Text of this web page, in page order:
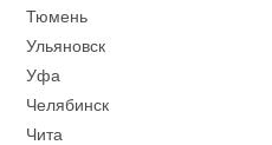
Тюмень
Ульяновск
Уфа
Челябинск
Чита